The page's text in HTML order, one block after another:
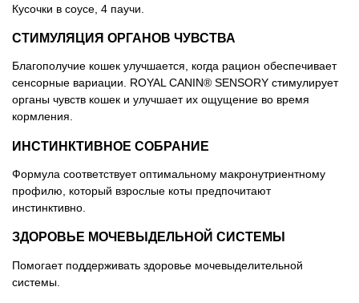
Кусочки в соусе, 4 паучи.
СТИМУЛЯЦИЯ ОРГАНОВ ЧУВСТВА
Благополучие кошек улучшается, когда рацион обеспечивает
сенсорные вариации. ROYAL CANIN® SENSORY стимулирует
органы чувств кошек и улучшает их ощущение во время
кормления.
ИНСТИНКТИВНОЕ СОБРАНИЕ
Формула соответствует оптимальному макронутриентному
профилю, который взрослые коты предпочитают
инстинктивно.
ЗДОРОВЬЕ МОЧЕВЫДЕЛЬНОЙ СИСТЕМЫ
Помогает поддерживать здоровье мочевыделительной
системы.